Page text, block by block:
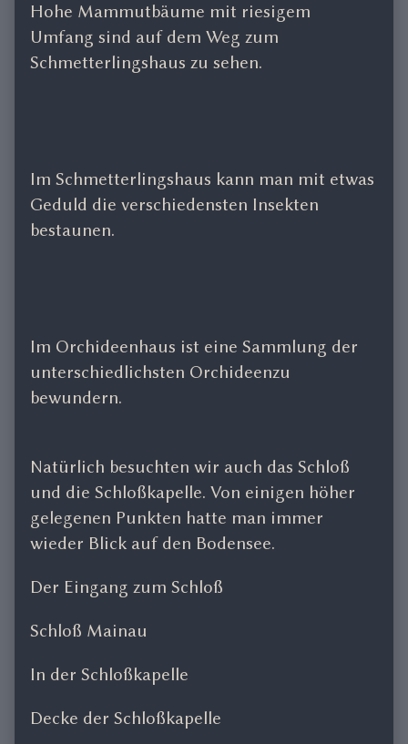
Hohe Mammutbäume mit riesigem
Umfang sind auf dem Weg zum
Schmetterlingshaus zu sehen.
Im Schmetterlingshaus kann man mit etwas
Geduld die verschiedensten Insekten
bestaunen.
Im Orchideenhaus ist eine Sammlung der
unterschiedlichsten Orchideenzu
bewundern.
Natürlich besuchten wir auch das Schloß
und die Schloßkapelle. Von einigen höher
gelegenen Punkten hatte man immer
wieder Blick auf den Bodensee.
Der Eingang zum Schloß
Schloß Mainau
In der Schloßkapelle
Decke der Schloßkapelle